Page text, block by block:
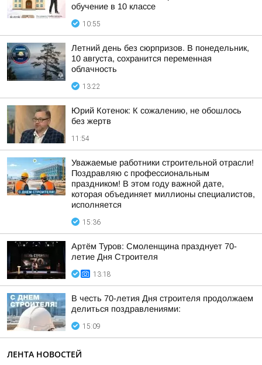
обучение в 10 классе
10:55
Летний день без сюрпризов. В понедельник,
10 августа, сохранится переменная
облачность
13:22
Юрий Котенок: К сожалению, не обошлось
без жертв
11:54
Уважаемые работники строительной отрасли!
Поздравляю с профессиональным
праздником! В этом году важной дате,
которая объединяет миллионы специалистов,
исполняется
15:36
Артём Туров: Смоленщина празднует 70-
летие Дня Строителя
13:18
В честь 70-летия Дня строителя продолжаем
делиться поздравлениями:
15:09
ЛЕНТА НОВОСТЕЙ